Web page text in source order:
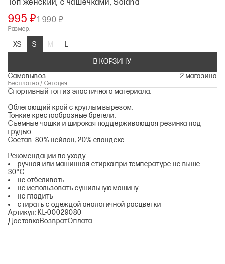
Топ женский, с чашечками, Solana
995 ₽1 990 ₽
Размер:
XS S M
L
В КОРЗИНУ
Самовывоз
2 магазина
Бесплатно / Сегодня
Спортивный топ из эластичного материала.
Облегающий крой с круглым вырезом.
Тонкие крестообразные бретели.
Съемные чашки и широкая поддерживающая резинка под
грудью.
Состав: 80% нейлон, 20% спандекс.
Рекомендации по уходу:
ручная или машинная стирка при температуре не выше
30°C
не отбеливать
не использовать сушильную машину
не гладить
стирать с одеждой аналогичной расцветки
Артикул: KL-00029080
ДоставкаВозвратОплата